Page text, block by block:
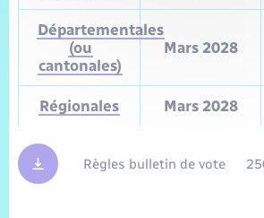
Départementales
(ou
cantonales)
Mars 2028
Régionales Mars 2028
Règles bulletin de vote